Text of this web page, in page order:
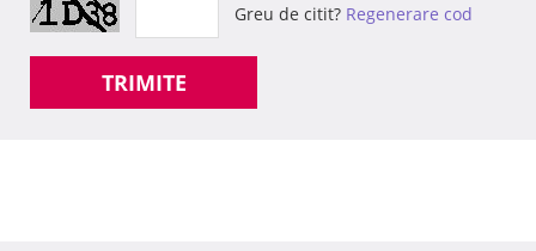
Greu de citit? Regenerare cod
TRIMITE